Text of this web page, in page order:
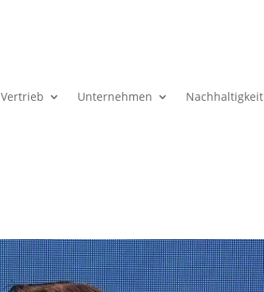
Vertrieb Unternehmen Nachhaltigkeit